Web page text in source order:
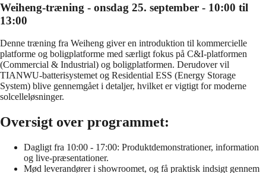
Weiheng-træning - onsdag 25. september - 10:00 til
13:00
Denne træning fra Weiheng giver en introduktion til kommercielle
platforme og boligplatforme med særligt fokus på C&I-platformen
(Commercial & Industrial) og boligplatformen. Derudover vil
TIANWU-batterisystemet og Residential ESS (Energy Storage
System) blive gennemgået i detaljer, hvilket er vigtigt for moderne
solcelleløsninger.
Oversigt over programmet:
Dagligt fra 10:00 - 17:00: Produktdemonstrationer, information
og live-præsentationer.
Mød leverandører i showroomet, og få praktisk indsigt gennem